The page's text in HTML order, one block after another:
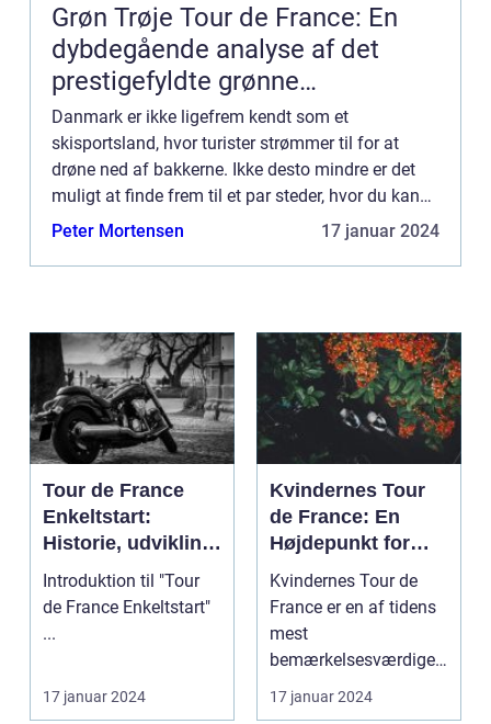
Grøn Trøje Tour de France: En
dybdegående analyse af det
prestigefyldte grønne
pointklassement
Danmark er ikke ligefrem kendt som et
skisportsland, hvor turister strømmer til for at
drøne ned af bakkerne. Ikke desto mindre er det
muligt at finde frem til et par steder, hvor du kan
få alpine fornemmelser, hvis du ikke har ti...
Peter Mortensen 17 januar 2024
Tour de France
Enkeltstart:
Historie, udvikling
og
nøgleinformatione
Introduktion til "Tour
de France Enkeltstart"
...
17 januar 2024
Kvindernes Tour
de France: En
Højdepunkt for
Cykelsporten
Kvindernes Tour de
France er en af tidens
mest
bemærkelsesværdige
cykelløb. Det er et
prestigefyldt ...
17 januar 2024